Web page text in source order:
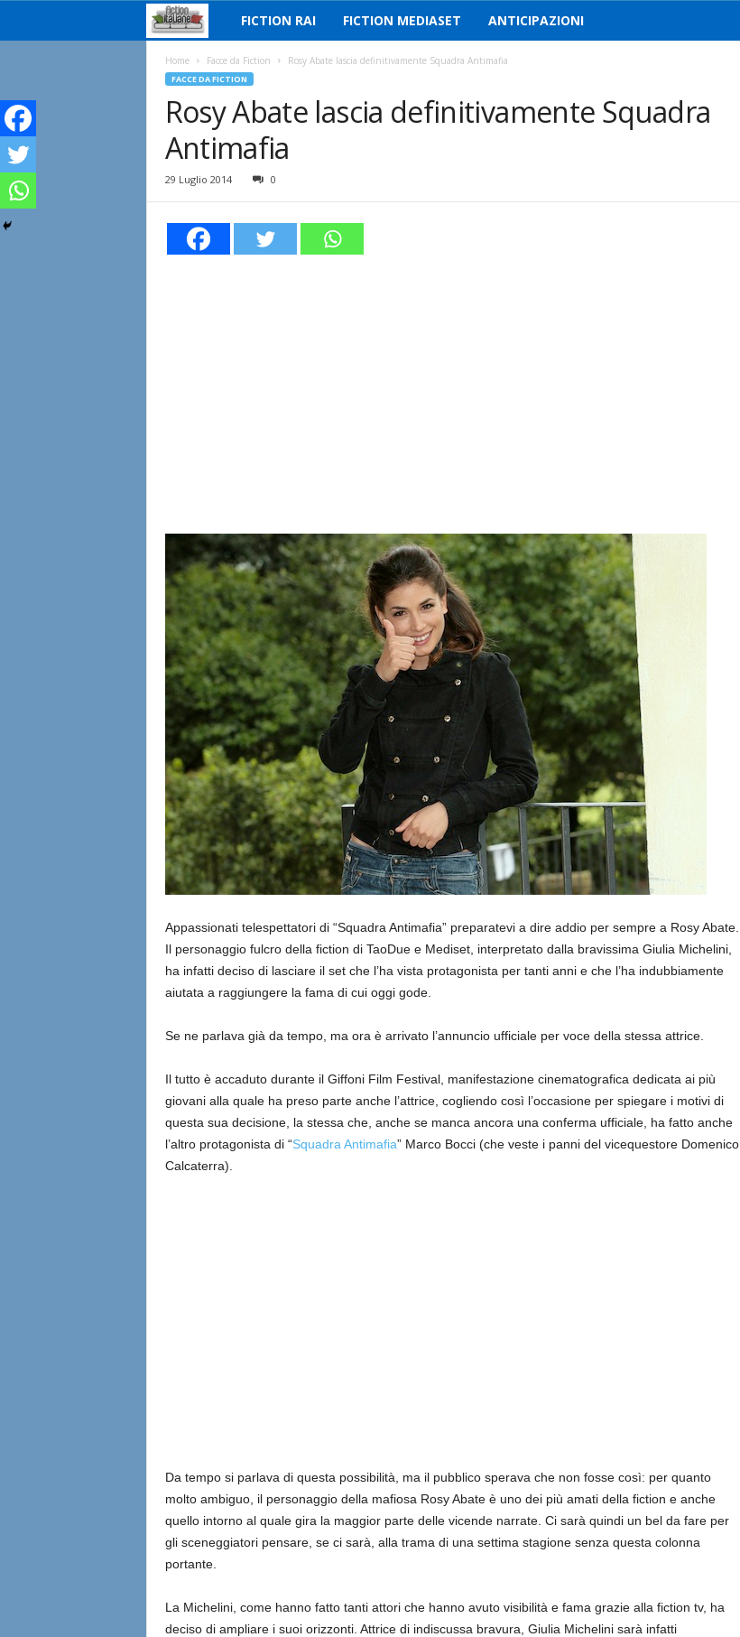
i
i
n
n
e
FICTION RAI FICTION MEDIASET ANTICIPAZIONI
Home Facce da Fiction Rosy Abate lascia definitivamente Squadra Antimafia
FACCE DA FICTION
Rosy Abate lascia definitivamente Squadra
Antimafia
29 Luglio 2014 0
Appassionati telespettatori di “Squadra Antimafia” preparatevi a dire addio per sempre a Rosy Abate.
Il personaggio fulcro della fiction di TaoDue e Mediset, interpretato dalla bravissima Giulia Michelini,
ha infatti deciso di lasciare il set che l’ha vista protagonista per tanti anni e che l’ha indubbiamente
aiutata a raggiungere la fama di cui oggi gode.
Se ne parlava già da tempo, ma ora è arrivato l’annuncio ufficiale per voce della stessa attrice.
Il tutto è accaduto durante il Giffoni Film Festival, manifestazione cinematografica dedicata ai più
giovani alla quale ha preso parte anche l’attrice, cogliendo così l’occasione per spiegare i motivi di
questa sua decisione, la stessa che, anche se manca ancora una conferma ufficiale, ha fatto anche
l’altro protagonista di “Squadra Antimafia” Marco Bocci (che veste i panni del vicequestore Domenico
Calcaterra).
Da tempo si parlava di questa possibilità, ma il pubblico sperava che non fosse così: per quanto
molto ambiguo, il personaggio della mafiosa Rosy Abate è uno dei più amati della fiction e anche
quello intorno al quale gira la maggior parte delle vicende narrate. Ci sarà quindi un bel da fare per
gli sceneggiatori pensare, se ci sarà, alla trama di una settima stagione senza questa colonna
portante.
La Michelini, come hanno fatto tanti attori che hanno avuto visibilità e fama grazie alla fiction tv, ha
deciso di ampliare i suoi orizzonti. Attrice di indiscussa bravura, Giulia Michelini sarà infatti